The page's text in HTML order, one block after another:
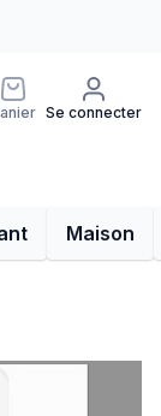
Se connecter
Maison